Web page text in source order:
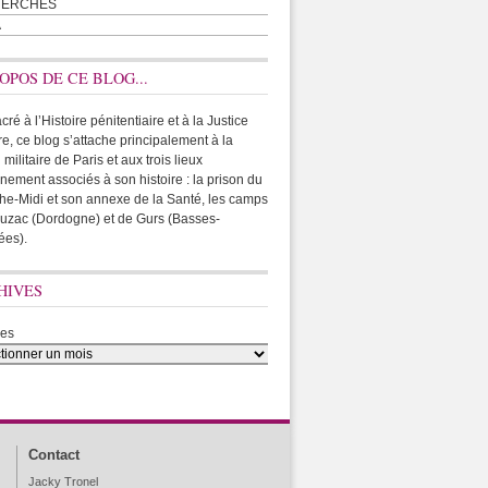
DE CE BLOG...
à l’Histoire pénitentiaire et à la Justice
ce blog s’attache principalement à la
militaire de Paris et aux trois lieux
associés à son histoire : la prison du
Midi et son annexe de la Santé, les camps
(Dordogne) et de Gurs (Basses-
Contact
Jacky Tronel